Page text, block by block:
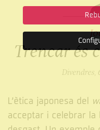
Trencar és
Divendres,
L’ètica japonesa del
acceptar i celebrar la